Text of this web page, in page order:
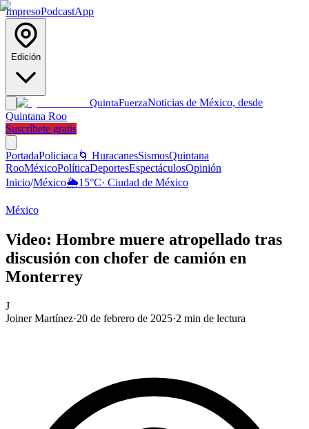
ImpresoPodcastApp
Edición
QuintaFuerzaNoticias de México, desde
Quintana Roo
Suscríbete gratis
PortadaPoliciaca 🌀 HuracanesSismosQuintana
RooMéxicoPolíticaDeportesEspectáculosOpinión
Inicio/México🌦️15°C· Ciudad de México
México
Video: Hombre muere atropellado tras
discusión con chofer de camión en
Monterrey
J
Joiner Martínez·20 de febrero de 2025·2 min de lectura